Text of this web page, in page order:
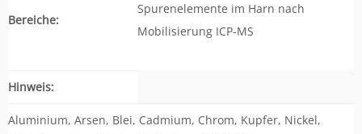
Bereiche:
Spurenelemente im Harn nach
Mobilisierung ICP-MS
Hinweis:
Aluminium, Arsen, Blei, Cadmium, Chrom, Kupfer, Nickel,